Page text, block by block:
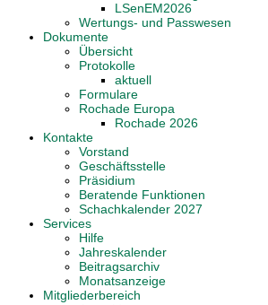
LSenEM2026
Wertungs- und Passwesen
Dokumente
Übersicht
Protokolle
aktuell
Formulare
Rochade Europa
Rochade 2026
Kontakte
Vorstand
Geschäftsstelle
Präsidium
Beratende Funktionen
Schachkalender 2027
Services
Hilfe
Jahreskalender
Beitragsarchiv
Monatsanzeige
Mitgliederbereich